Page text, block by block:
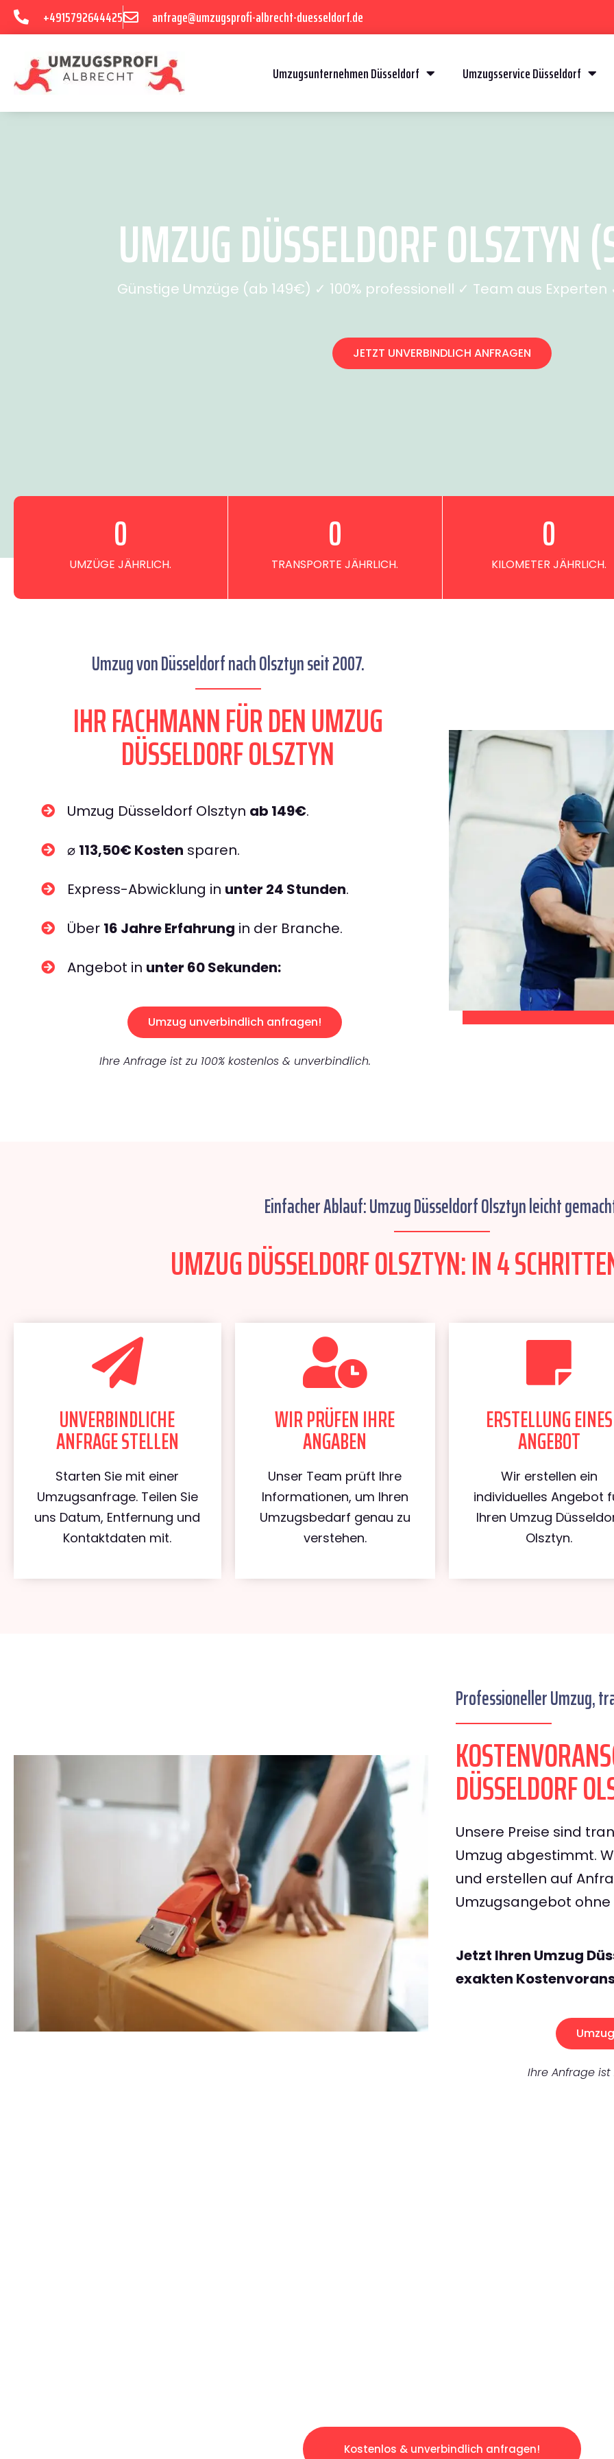
+4915792644425 anfrage@umzugsprofi-albrecht-duesseldorf.de
Umzugsunternehmen Düsseldorf Umzugsservice Düsseldorf
UMZUG DÜSSELDORF OLSZTYN
Günstige Umzüge (ab 149€) ✓ 100% professionell ✓ Team aus
JETZT UNVERBINDLICH ANFRAGEN
UMZÜGE JÄHRLICH.
0
TRANSPORTE JÄHRLICH.
0
KILOMETER JÄHRLICH.
0
Umzug von Düsseldorf nach Olsztyn seit 2007.
IHR FACHMANN FÜR DEN UMZUG
DÜSSELDORF OLSZTYN
Umzug Düsseldorf Olsztyn ab 149€.
⌀ 113,50€ Kosten sparen.
Express-Abwicklung in unter 24 Stunden.
Über 16 Jahre Erfahrung in der Branche.
Angebot in unter 60 Sekunden:
Umzug unverbindlich anfragen!
Ihre Anfrage ist zu 100% kostenlos & unverbindlich.
Einfacher Ablauf: Umzug Düsseldorf Olsztyn leicht
UMZUG DÜSSELDORF OLSZTYN: IN 4
UNVERBINDLICHE
ANFRAGE STELLEN
Starten Sie mit einer
Umzugsanfrage. Teilen Sie
uns Datum, Entfernung und
Kontaktdaten mit.
WIR PRÜFEN IHRE
ANGABEN
Unser Team prüft Ihre
Informationen, um Ihren
Umzugsbedarf genau zu
verstehen.
ERSTELLUNG EINES
ANGEBOT
Wir erstellen ein
individuelles Angebot
Ihren Umzug
Olsztyn.
Professioneller Umzug,
DÜSSELDORF
Unsere Preise sind
Umzug abgestimmt.
und erstellen auf
Umzugsangebot
Jetzt Ihren Umzug
exakten
Ihre Anfrage ist
Kostenlos & unverbindlich anfragen!